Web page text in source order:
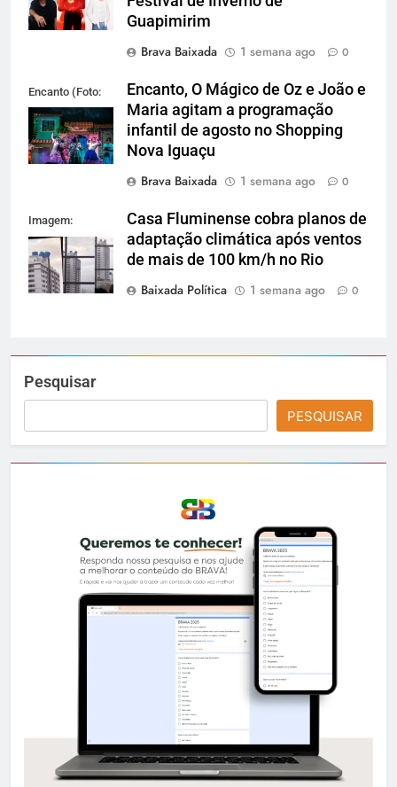
Guapimirim
Brava Baixada
1 semana ago 0
Encanto (Foto:
Divulgação)
Encanto, O Mágico de Oz e João e
Maria agitam a programação
infantil de agosto no Shopping
Nova Iguaçu
Brava Baixada
1 semana ago 0
Imagem:
Reprodução
Casa Fluminense cobra planos de
adaptação climática após ventos
de mais de 100 km/h no Rio
Baixada Política
1 semana ago 0
Pesquisar
PESQUISAR